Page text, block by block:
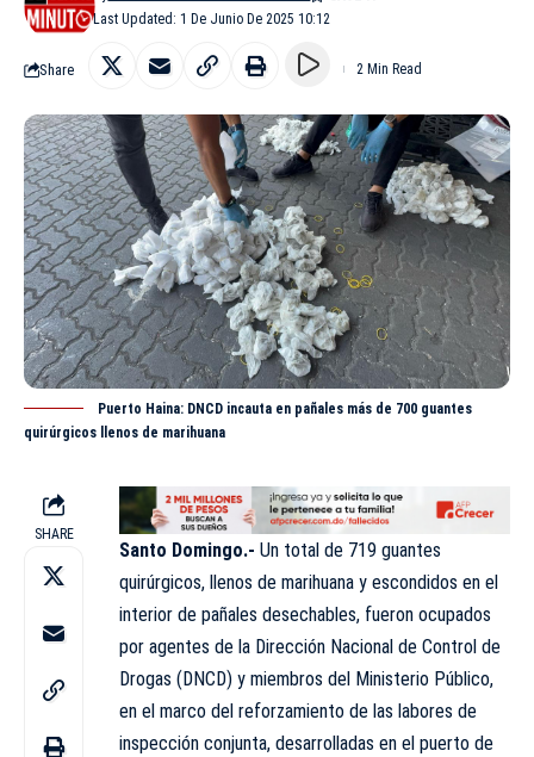
Last Updated: 1 De Junio De 2025 10:12
Share 2 Min Read
Puerto Haina: DNCD incauta en pañales más de 700 guantes
quirúrgicos llenos de marihuana
SHARE
Santo Domingo.- Un total de 719 guantes
quirúrgicos, llenos de marihuana y escondidos en el
interior de pañales desechables, fueron ocupados
por agentes de la Dirección Nacional de Control de
Drogas ( DNCD) y miembros del Ministerio Público,
en el marco del reforzamiento de las labores de
inspección conjunta, desarrolladas en el puerto de